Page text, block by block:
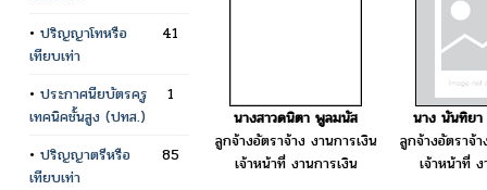
• ปริญญาโทหรือ
เทียบเท่า
41
• ประกาศนียบัตรครู
เทคนิคชั้นสูง (ปทส.)
1
• ปริญญาตรีหรือ
เทียบเท่า
85
นางสาวดนิตา พูลมนัส
ลูกจ้างอัตราจ้าง งานการเงิน
เจ้าหน้าที่ งานการเงิน
นาง นันทิยา
ลูกจ้างอัตราจ้
เจ้าหน้าที่